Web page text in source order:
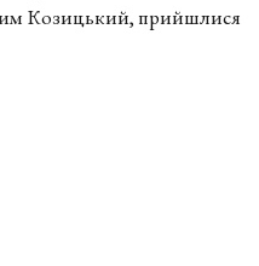
Козицький, прийшлися